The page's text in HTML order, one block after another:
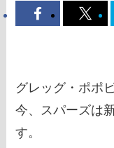
グレッグ・ポポ
今、スパーズは
す。